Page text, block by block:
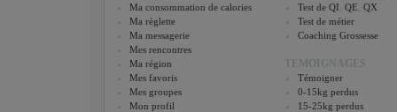
Ma consommation de calories
Ma règlette
Ma messagerie
Mes rencontres
Ma région
Mes favoris
Mes groupes
Mon profil
Test de QI ,QE ,QX
Test de métier
Coaching Grossesse
TEMOIGNAGES
Témoigner
0-15kg perdus
15-25kg perdus